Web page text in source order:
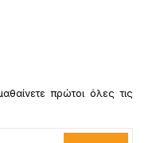
πρώτοι όλες τις